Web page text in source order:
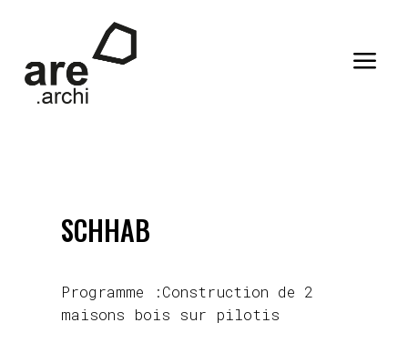
a
SCHHAB
Programme :Construction de 2
maisons bois sur pilotis